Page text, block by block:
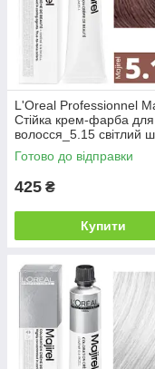
L'Oreal Professionnel
Стійка крем-фарба для
волосся_5.15 світлий
попелястий
50мл
Готово до відправки
425 ₴
Купити